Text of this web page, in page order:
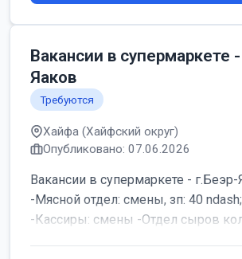
Вакансии в супермаркете
Яаков
Требуются
Хайфа (Хайфский округ)
Опубликовано: 07.06.2026
Вакансии в супермаркете - г.Беэр-
-Мясной отдел: смены, зп: 40
-Кассиры: смены -Отдел сыров